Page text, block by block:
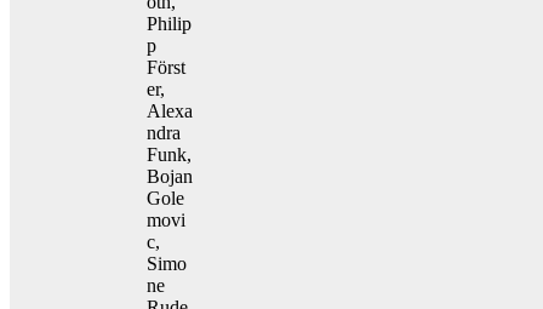
Philip
p
Först
er,
Alexa
ndra
Funk,
Bojan
Gole
movi
c,
Simo
ne